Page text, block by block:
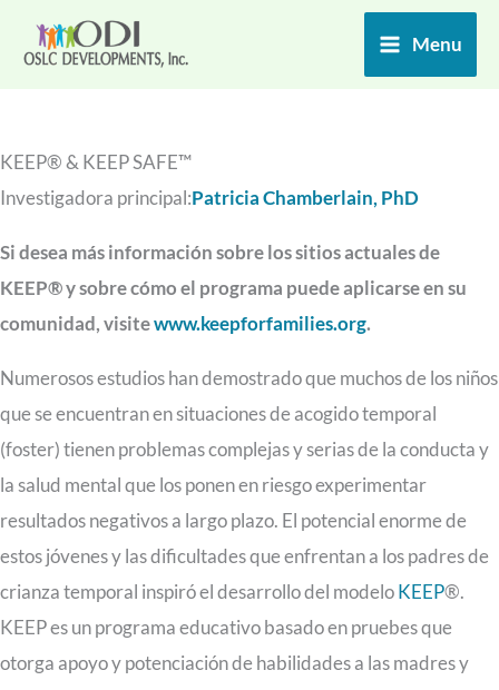
Menu
KEEP® & KEEP SAFE™
Investigadora principal:Patricia Chamberlain, PhD
Si desea más información sobre los sitios actuales de
KEEP® y sobre cómo el programa puede aplicarse en su
comunidad, visitewww.keepforfamilies.org.
Numerosos estudios han demostrado que muchos de los niños
que se encuentran en situaciones de acogido temporal
(foster) tienen problemas complejas y serias de la conducta y
la salud mental que los ponen en riesgo experimentar
resultados negativos a largo plazo. El potencial enorme de
estos jóvenes y las dificultades que enfrentan a los padres de
crianza temporal inspiró el desarrollo del modeloKEEP®.
KEEP es un programa educativo basado en pruebes que
otorga apoyo y potenciación de habilidades a las madres y